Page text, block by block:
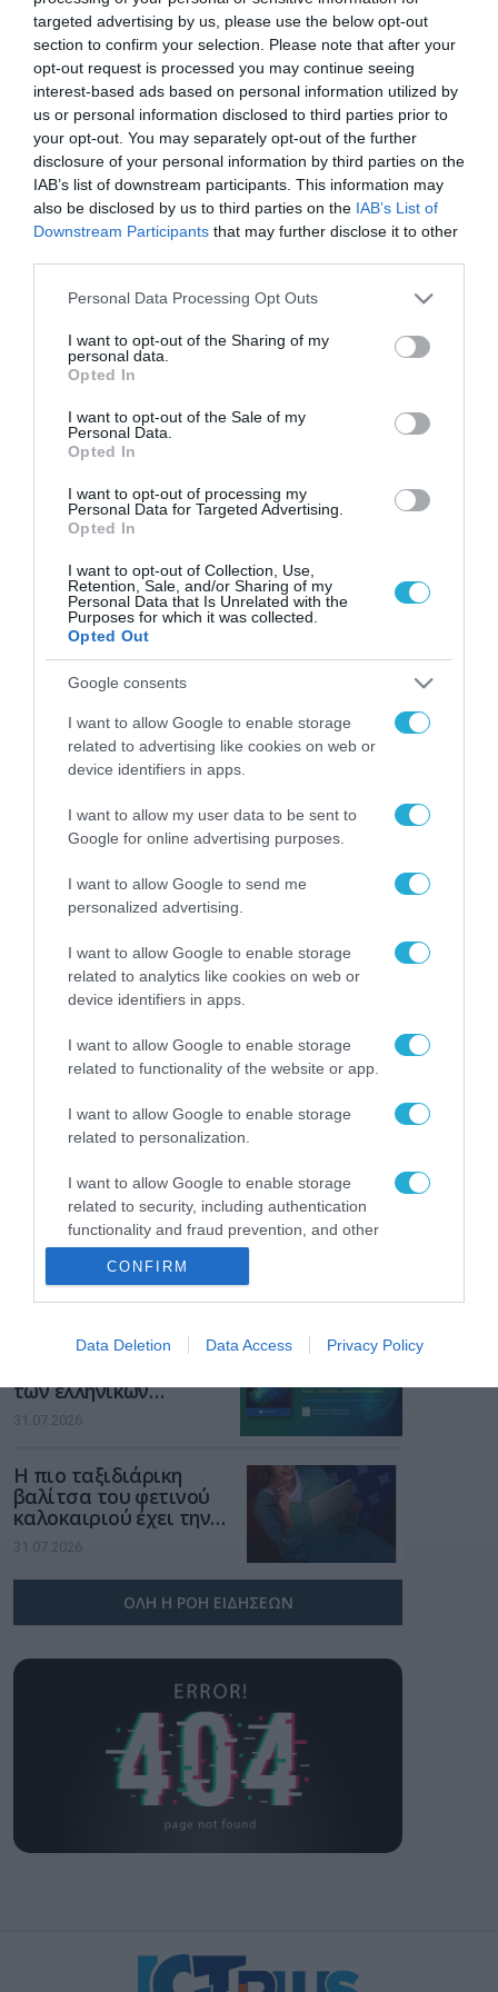
targeted advertising by us, please use the below opt-out
section to confirm your selection. Please note that after your
opt-out request is processed you may continue seeing
interest-based ads based on personal information utilized by
us or personal information disclosed to third parties prior to
your opt-out. You may separately opt-out of the further
disclosure of your personal information by third parties on the
IAB’s list of downstream participants. This information may
also be disclosed by us to third parties on the IAB’s List of
Downstream Participants that may further disclose it to other
Please note that this website/app uses one or more Google
not limited to your visit or usage behaviour. You may click to
grant or deny consent to Google and its third-party tags to
use your data for below specified purposes in below Google
consent section.
Personal Data Processing Opt Outs
I want to opt-out of the Sharing of my
personal data.
Opted In
I want to opt-out of the Sale of my
Personal Data.
Opted In
I want to opt-out of processing my
Personal Data for Targeted Advertising.
Opted In
I want to opt-out of Collection, Use,
Retention, Sale, and/or Sharing of my
Personal Data that Is Unrelated with the
Purposes for which it was collected.
Opted Out
Google consents
I want to allow Google to enable storage
related to advertising like cookies on web or
device identifiers in apps.
I want to allow my user data to be sent to
Google for online advertising purposes.
I want to allow Google to send me
personalized advertising.
I want to allow Google to enable storage
related to analytics like cookies on web or
device identifiers in apps.
I want to allow Google to enable storage
related to functionality of the website or app.
I want to allow Google to enable storage
related to personalization.
I want to allow Google to enable storage
related to security, including authentication
functionality and fraud prevention, and other
user protection.
CONFIRM
Data Deletion Data Access Privacy Policy
ΕΡΓΑ - ΕΓΚΑΤΑΣΤΑΣΕΙΣ
Στην Collectives με απευθείας
ανάθεση η ενσωμάτωση των
αθλητικών εισιτηρίων στο
gov.GR wallet
22.03.2024
ΡΟΗ ΕΙΔΗΣΕΩΝ
Το χρηματοδοτούμενο
από την ΕΕ έργο “The
Gaming Police”
ενισχύει την ασφάλεια
των παιδιών στο
διαδίκτυο
31.07.2026
για τα πρόστιμα σε
παραβάσεις που
Σ. Καλαφάτης: «Η
Τεχνητή Νοημοσύνη
δεν είναι απλώς μια
νέα τεχνολογία, είναι
μια νέα βιομηχανική
Νέος οδηγός του ΕΚΤ
των ελληνικών
επιχειρήσεων στον
χώρο της άμυνας
31.07.2026
Η πιο ταξιδιάρικη
βαλίτσα του φετινού
καλοκαιριού έχει την
υπογραφή της Xiaomi
31.07.2026
ΟΛΗ Η ΡΟΗ ΕΙΔΗΣΕΩΝ